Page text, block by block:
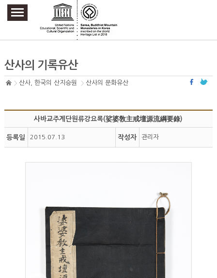
주요메뉴 바로가기
본문 바로가기
하단메뉴 바로가기
산사의 기록유산
산사, 한국의 산지승원 산사의 문화유산
사바교주계단원류강요록(娑婆敎主戒壇源流綱要錄)
등록일 2015.07.13 작성자 관리자